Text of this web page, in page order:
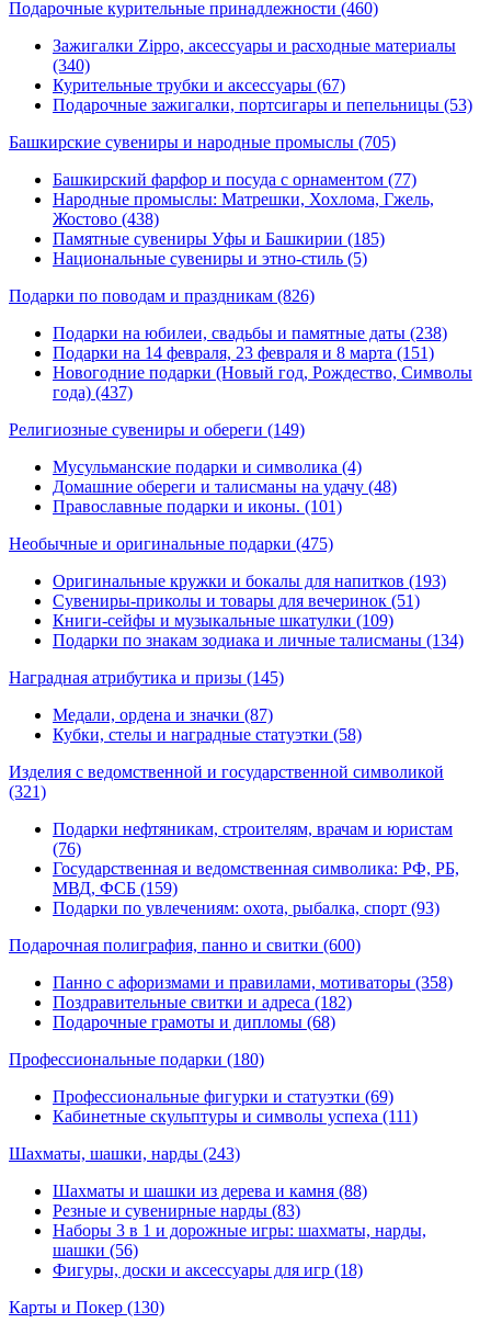
Подарочные курительные принадлежности (460)
Зажигалки Zippo, аксессуары и расходные материалы
(340)
Курительные трубки и аксессуары (67)
Подарочные зажигалки, портсигары и пепельницы (53)
Башкирские сувениры и народные промыслы (705)
Башкирский фарфор и посуда с орнаментом (77)
Народные промыслы: Матрешки, Хохлома, Гжель,
Жостово (438)
Памятные сувениры Уфы и Башкирии (185)
Национальные сувениры и этно-стиль (5)
Подарки по поводам и праздникам (826)
Подарки на юбилеи, свадьбы и памятные даты (238)
Подарки на 14 февраля, 23 февраля и 8 марта (151)
Новогодние подарки (Новый год, Рождество, Символы
года) (437)
Религиозные сувениры и обереги (149)
Мусульманские подарки и символика (4)
Домашние обереги и талисманы на удачу (48)
Православные подарки и иконы. (101)
Необычные и оригинальные подарки (475)
Оригинальные кружки и бокалы для напитков (193)
Сувениры-приколы и товары для вечеринок (51)
Книги-сейфы и музыкальные шкатулки (109)
Подарки по знакам зодиака и личные талисманы (134)
Наградная атрибутика и призы (145)
Медали, ордена и значки (87)
Кубки, стелы и наградные статуэтки (58)
Изделия с ведомственной и государственной символикой
(321)
Подарки нефтяникам, строителям, врачам и юристам
(76)
Государственная и ведомственная символика: РФ, РБ,
МВД, ФСБ (159)
Подарки по увлечениям: охота, рыбалка, спорт (93)
Подарочная полиграфия, панно и свитки (600)
Панно с афоризмами и правилами, мотиваторы (358)
Поздравительные свитки и адреса (182)
Подарочные грамоты и дипломы (68)
Профессиональные подарки (180)
Профессиональные фигурки и статуэтки (69)
Кабинетные скульптуры и символы успеха (111)
Шахматы, шашки, нарды (243)
Шахматы и шашки из дерева и камня (88)
Резные и сувенирные нарды (83)
Наборы 3 в 1 и дорожные игры: шахматы, нарды,
шашки (56)
Фигуры, доски и аксессуары для игр (18)
Карты и Покер (130)